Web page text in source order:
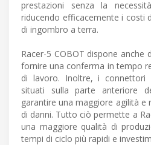
prestazioni senza la
riducendo efficacemente i costi
di ingombro a terra.
Racer-5 COBOT dispone anche
fornire una conferma in tempo
di lavoro. Inoltre, i connettori
situati sulla parte anteriore
garantire una maggiore agilità e
di danni. Tutto ciò permette a
una maggiore qualità di
tempi di ciclo più rapidi e